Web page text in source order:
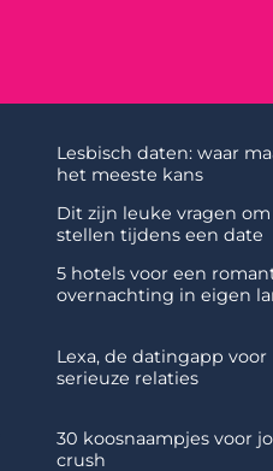
Lesbisch daten: waar
het meeste kans
Dit zijn leuke vragen
stellen tijdens een date
5 hotels voor een
overnachting in eigen
Lexa, de datingapp voor
serieuze relaties
30 koosnaampjes voor
crush